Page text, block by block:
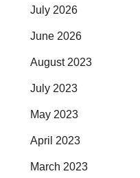
July 2026
June 2026
August 2023
July 2023
May 2023
April 2023
March 2023